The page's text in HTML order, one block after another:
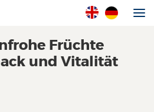
Früchte
und Vitalität